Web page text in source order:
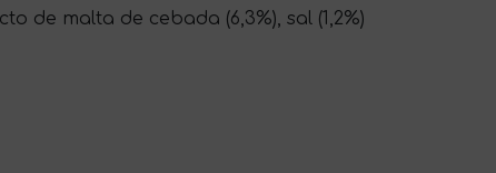
de malta de cebada (6,3%), sal (1,2%)